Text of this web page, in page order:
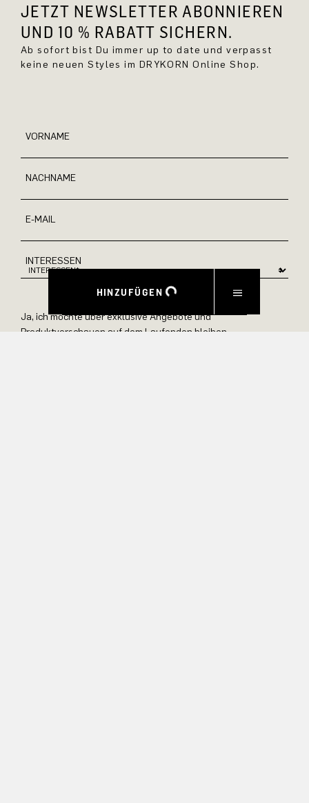
HINZUFÜGEN
JETZT NEWSLETTER ABONNIEREN
UND 10 % RABATT SICHERN.
Ab sofort bist Du immer up to date und verpasst
keine neuen Styles im DRYKORN Online Shop.
VORNAME
NACHNAME
E-MAIL
INTERESSEN
Ja, ich möchte über exklusive Angebote und
Produktvorschauen auf dem Laufenden bleiben.